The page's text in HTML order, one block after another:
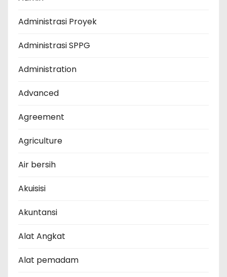
Administrasi Proyek
Administrasi SPPG
Administration
Advanced
Agreement
Agriculture
Air bersih
Akuisisi
Akuntansi
Alat Angkat
Alat pemadam